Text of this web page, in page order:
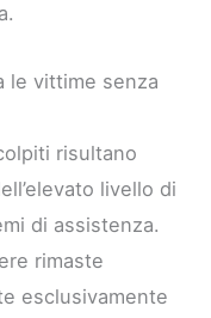
le vittime senza
risultano
livello di
di assistenza.
rimaste
esclusivamente